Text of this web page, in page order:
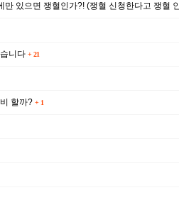
만 있으면 쟁혈인가?! (쟁혈 신청한다고 쟁혈
니다 + 21
할까? + 1